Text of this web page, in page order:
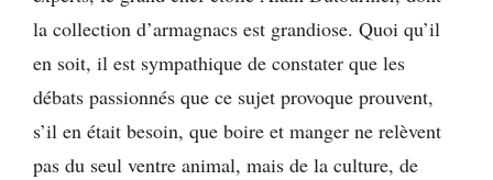
la collection d’armagnacs est grandiose. Quoi qu’il
en soit, il est sympathique de constater que les
débats passionnés que ce sujet provoque prouvent,
s’il en était besoin, que boire et manger ne relèvent
pas du seul ventre animal, mais de la culture, de